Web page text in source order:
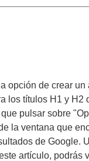
opción de crear un
los títulos H1 y H2
pulsar sobre
la ventana que
de Google.
artículo, podrás